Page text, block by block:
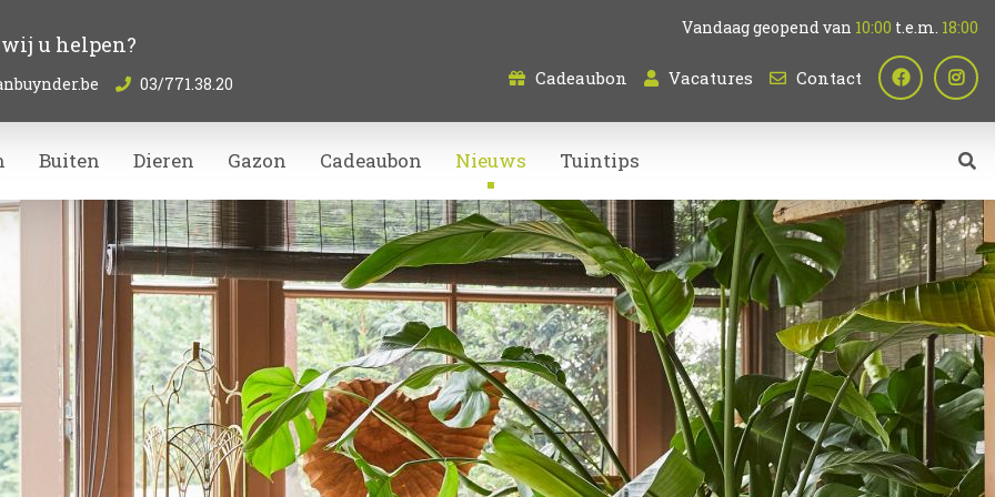
Vandaag geopend van 10:00 t.e.m. 18:00
u helpen?
03/771.38.20 Cadeaubon Vacatures Contact
Buiten Dieren Gazon Cadeaubon Nieuws Tuintips